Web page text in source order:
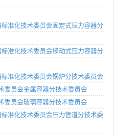
准化技术委员会固定式压力容器分
准化技术委员会移动式压力容器分
准化技术委员会锅炉分技术委员会
委员会金属容器分技术委员会
委员会玻璃容器分技术委员会
准化技术委员会压力管道分技术委